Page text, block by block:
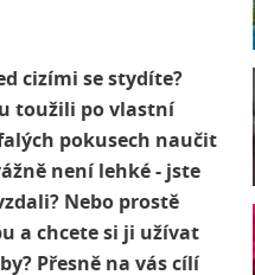
cizími se stydíte?
toužili po vlastní
pokusech naučit
není lehké - jste
Nebo prostě
a chcete si ji užívat
Přesně na vás cílí